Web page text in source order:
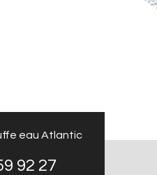
eau Atlantic
92 27